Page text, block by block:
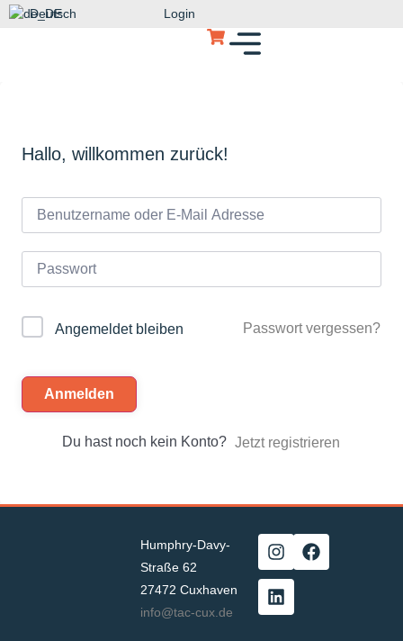
Deutsch Login
Hallo, willkommen zurück!
Angemeldet bleiben Passwort vergessen?
Anmelden
Du hast noch kein Konto? Jetzt registrieren
Humphry-Davy-
Straße 62
27472 Cuxhaven
info@tac-cux.de